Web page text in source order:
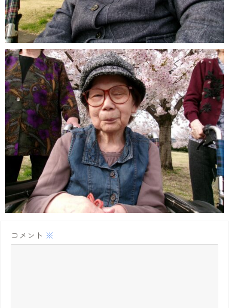
コメント ※